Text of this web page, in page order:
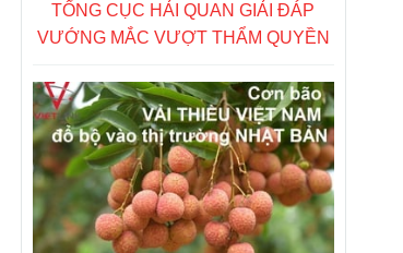
TỔNG CỤC HẢI QUAN GIẢI ĐÁP
VƯỚNG MẮC VƯỢT THẨM QUYỀN